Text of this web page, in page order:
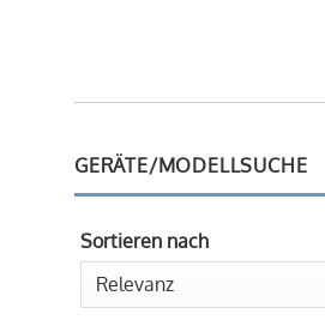
GERÄTE/MODELLSUCHE
Sortieren nach
Sort Products